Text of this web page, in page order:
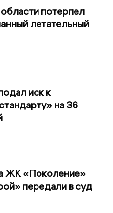
потерпел
летательный
иск к
на 36
ЖК «Поколение»
передали в суд